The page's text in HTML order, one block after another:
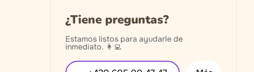
¿Tiene preguntas?
Estamos listos para ayudarle de
inmediato. 👩‍💻